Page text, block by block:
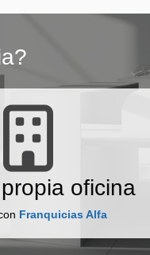
oficina
Franquicias Alfa